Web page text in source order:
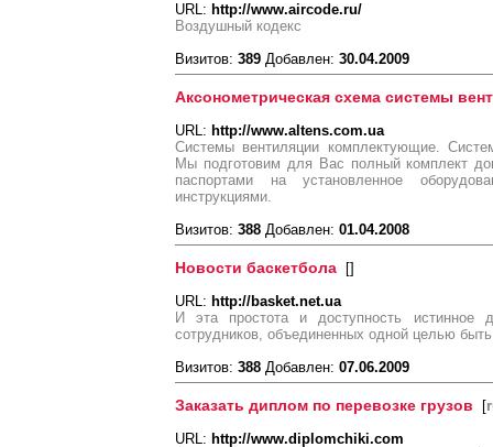
URL: http://www.aircode.ru/
Воздушный кодекс
Визитов: 389 Добавлен: 30.04.2009
Аксонометрическая схема системы
URL: http://www.altens.com.ua
Системы вентиляции комплектующие.
Мы подготовим для Вас полный комплект
паспортами на установленное
инструкциями.
Визитов: 388 Добавлен: 01.04.2008
Новости баскетбола []
URL: http://basket.net.ua
И эта простота и доступность истинное
сотрудников, объединенных одной целью
Визитов: 388 Добавлен: 07.06.2009
Заказать диплом по перевозке грузов [
URL: http://www.diplomchiki.com